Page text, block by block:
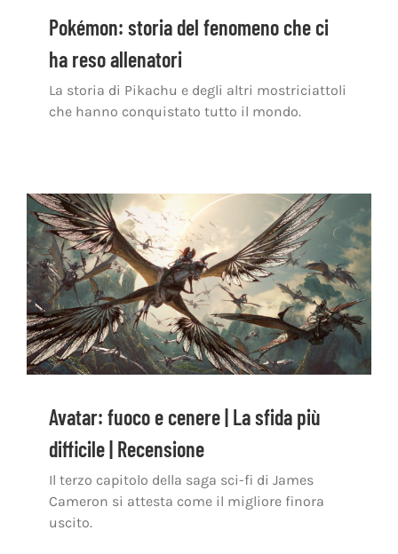
Pokémon: storia del fenomeno che ci
ha reso allenatori
La storia di Pikachu e degli altri mostriciattoli
che hanno conquistato tutto il mondo.
Avatar: fuoco e cenere | La sfida più
difficile | Recensione
Il terzo capitolo della saga sci-fi di James
Cameron si attesta come il migliore finora
uscito.